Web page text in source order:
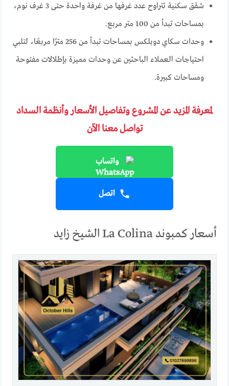
شقق سكنية تتراوح عدد غرفها من غرفة واحدة حتى 3 غرف نوم،
بمساحات تبدأ من 100 متر مربع.
وحدات سكاي دوبلكس بمساحات تبدأ من 256 مترًا مربعًا، لتلبي
احتياجات العملاء الباحثين عن وحدات مميزة بإطلالات مفتوحة
ومساحات كبيرة.
لمعرفة المزيد عن المشروع وتفاصيل الأسعار وأنظمة السداد
تواصل معنا الآن
واتساب
اتصل
أسعار كمبوند La Colina الشيخ زايد